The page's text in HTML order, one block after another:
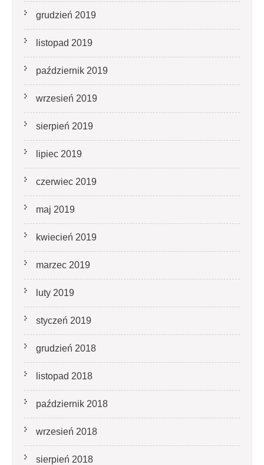
grudzień 2019
listopad 2019
październik 2019
wrzesień 2019
sierpień 2019
lipiec 2019
czerwiec 2019
maj 2019
kwiecień 2019
marzec 2019
luty 2019
styczeń 2019
grudzień 2018
listopad 2018
październik 2018
wrzesień 2018
sierpień 2018